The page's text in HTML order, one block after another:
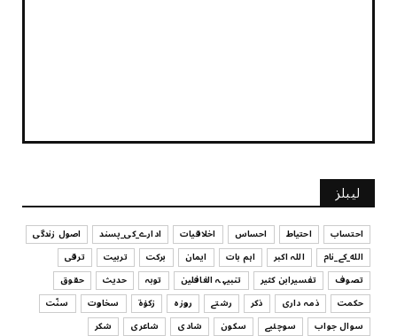
لیبلز
احتساب احتیاط احساس اخلاقیات ادارے_کی_پسند
اصول زندگی
الله_کے_نام
اللہ اکبر اہم بات ایمان برکت تربیت
ترقی
تصوف
تفسیرابن کثیر تنبیہہ الغافلین توبہ حدیث
حقوق
حکمت
ذمہ داری ذکر رشتے روزہ زکوٰۃ سخاوت
سنّت
سوال جواب
سوچئیے سکون شادی شاعری
شکر